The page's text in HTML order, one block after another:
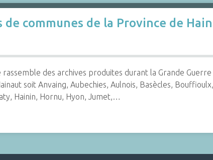
communes de la Province de
rassemble des archives produites durant la Grande
soit Anvaing, Aubechies, Aulnois, Basècles,
Hainin, Hornu, Hyon, Jumet,…